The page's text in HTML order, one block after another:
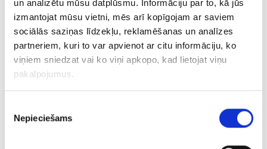
un analizētu mūsu datplūsmu. Informāciju par to, kā jūs
izmantojat mūsu vietni, mēs arī kopīgojam ar saviem
sociālās saziņas līdzekļu, reklamēšanas un analīzes
partneriem, kuri to var apvienot ar citu informāciju, ko
viņiem sniedzat vai ko viņi apkopo, kad lietojat viņu
pakalpojumus.
izvēle
Nepieciešams
Latvijas sudraba monēta 365